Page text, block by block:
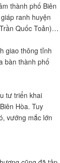
thành phố Biên
ranh huyện
Quốc Toản)…
giao thông tỉnh
bàn thành phố
tư triển khai
Hòa. Tuy
vướng mắc lớn